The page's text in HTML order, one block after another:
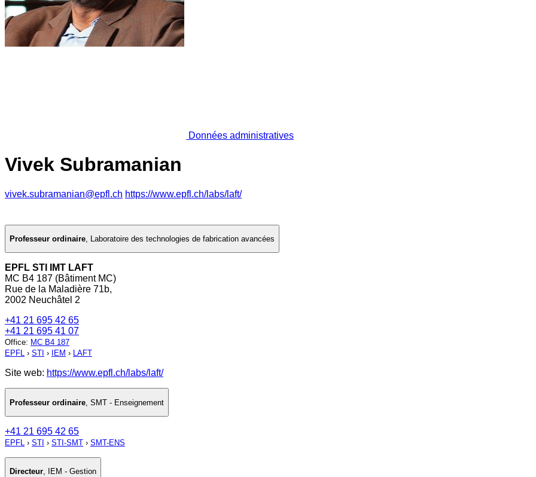
Données administratives
Vivek Subramanian
vivek.subramanian@epfl.ch https://www.epfl.ch/labs/laft/
Professeur ordinaire, Laboratoire des technologies de fabrication avancées
EPFL STI IMT LAFT
MC B4 187 (Bâtiment MC)
Rue de la Maladière 71b,
2002 Neuchâtel 2
+41 21 695 42 65
+41 21 695 41 07
Office: MC B4 187
EPFL › STI › IEM › LAFT
Site web: https://www.epfl.ch/labs/laft/
Professeur ordinaire SMT - Enseignement
+41 21 695 42 65
EPFL › STI › STI-SMT › SMT-ENS
Directeur, IEM - Gestion